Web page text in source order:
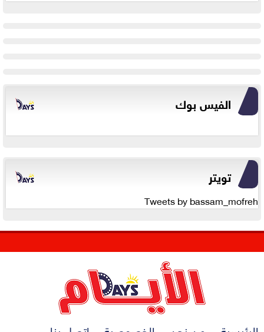
الفيس بوك
تويتر
Tweets by bassam_mofreh